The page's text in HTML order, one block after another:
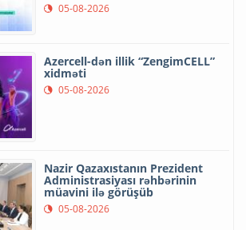
05-08-2026
Azercell-dən illik “ZengimCELL”
xidməti
05-08-2026
Nazir Qazaxıstanın Prezident
Administrasiyası rəhbərinin
müavini ilə görüşüb
05-08-2026